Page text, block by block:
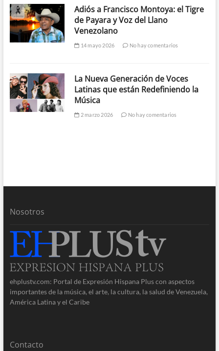
Adiós a Francisco Montoya: el Tigre
de Payara y Voz del Llano
Venezolano
14 mayo 2026 No hay comentarios
La Nueva Generación de Voces
Latinas que están Redefiniendo la
Música
2 marzo 2026 No hay comentarios
Nosotros
ehplustv.com: Portal de Expresión Hispana Plus con aspectos
importantes de la música, el arte, la cultura, la salud de Venezuela,
América Latina y el Caribe
Contacto